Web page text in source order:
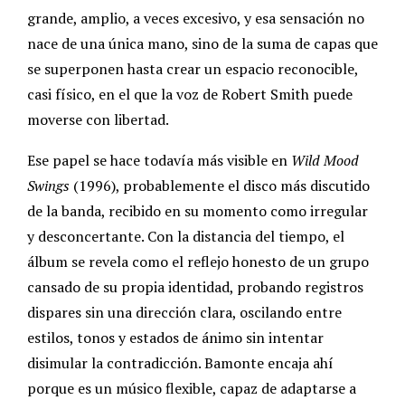
grande, amplio, a veces excesivo, y esa sensación no
nace de una única mano, sino de la suma de capas que
se superponen hasta crear un espacio reconocible,
casi físico, en el que la voz de Robert Smith puede
moverse con libertad.
Ese papel se hace todavía más visible en Wild Mood
Swings (1996), probablemente el disco más discutido
de la banda, recibido en su momento como irregular
y desconcertante. Con la distancia del tiempo, el
álbum se revela como el reflejo honesto de un grupo
cansado de su propia identidad, probando registros
dispares sin una dirección clara, oscilando entre
estilos, tonos y estados de ánimo sin intentar
disimular la contradicción. Bamonte encaja ahí
porque es un músico flexible, capaz de adaptarse a